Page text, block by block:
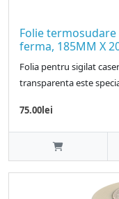
Folie
ferma, 185MM X
Folia pentru sigilat
transparenta este
75.00lei